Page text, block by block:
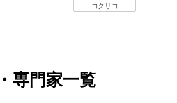
コクリコ
専門家一覧